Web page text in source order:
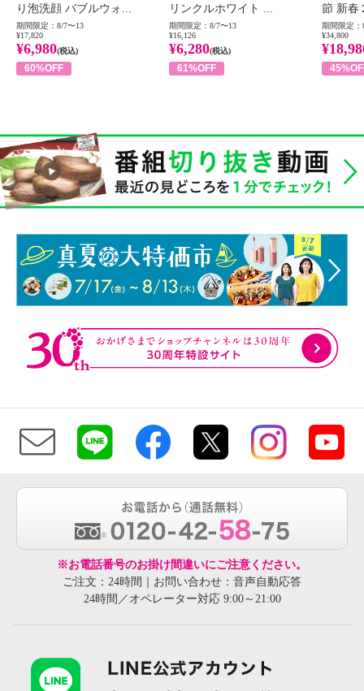
り泡洗顔 バブルウォ...
期間限定：8/7〜13
¥17,820
¥6,980(税込)
60%OFF
リンクルホワイト ...
期間限定：8/7〜13
¥16,126
¥6,280(税込)
61%OFF
節 新春
期間限定：
¥34,800
※お電話番号のお掛け間違いにご注意ください。
ご注文：24時間｜お問い合わせ：音声自動応答
24時間／オペレーター対応 9:00～21:00